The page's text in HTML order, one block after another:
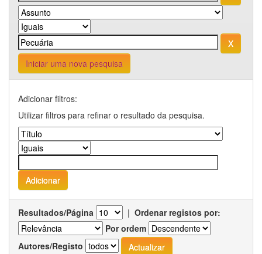
Iniciar uma nova pesquisa
Adicionar filtros:
Utilizar filtros para refinar o resultado da pesquisa.
Resultados/Página | Ordenar registos por:
Por ordem
Autores/Registo